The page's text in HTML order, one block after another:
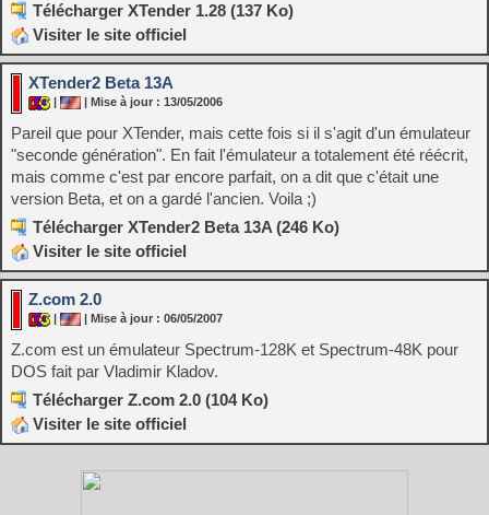
Télécharger XTender 1.28 (137 Ko)
Visiter le site officiel
XTender2 Beta 13A
| Mise à jour : 13/05/2006
Pareil que pour XTender, mais cette fois si il s'agit d'un émulateur
"seconde génération". En fait l'émulateur a totalement été réécrit,
mais comme c'est par encore parfait, on a dit que c'était une
version Beta, et on a gardé l'ancien. Voila ;)
Télécharger XTender2 Beta 13A (246 Ko)
Visiter le site officiel
Z.com 2.0
| Mise à jour : 06/05/2007
Z.com est un émulateur Spectrum-128K et Spectrum-48K pour
DOS fait par Vladimir Kladov.
Télécharger Z.com 2.0 (104 Ko)
Visiter le site officiel